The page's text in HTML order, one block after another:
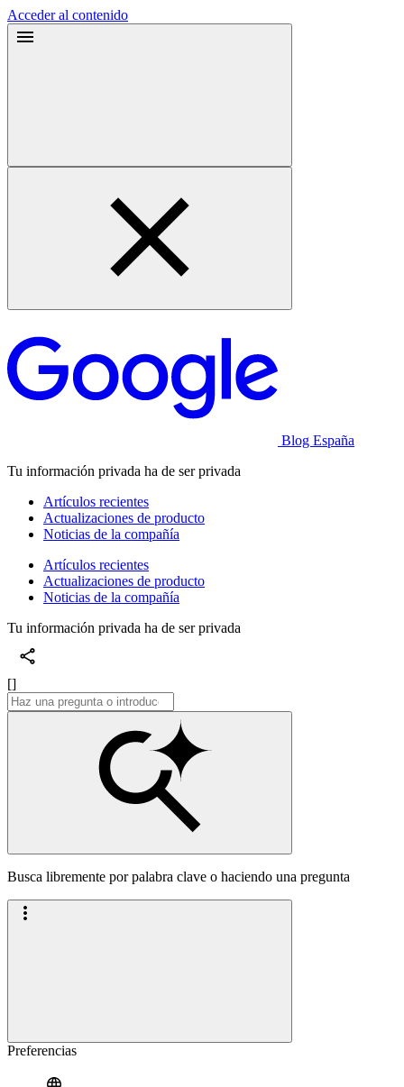
Acceder al contenido
Blog España
Tu información privada ha de ser privada
Artículos recientes
Actualizaciones de producto
Noticias de la compañía
Artículos recientes
Actualizaciones de producto
Noticias de la compañía
Tu información privada ha de ser privada
[]
Busca libremente por palabra clave o haciendo una pregunta
Preferencias